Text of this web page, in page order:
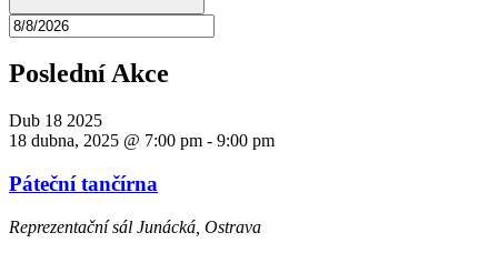
Poslední Akce
Dub 18 2025
18 dubna, 2025 @ 7:00 pm - 9:00 pm
Páteční tančírna
Reprezentační sál Junácká, Ostrava